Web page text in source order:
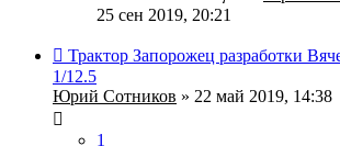
25 сен 2019, 20:21
Трактор Запорожец разработки
1/12.5
Юрий Сотников » 22 май 2019, 14:38
1